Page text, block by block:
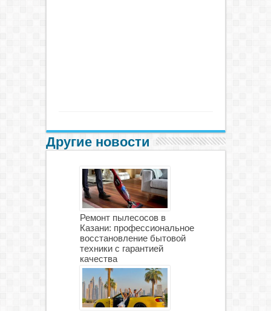
Другие новости
Ремонт пылесосов в
Казани: профессиональное
восстановление бытовой
техники с гарантией
качества